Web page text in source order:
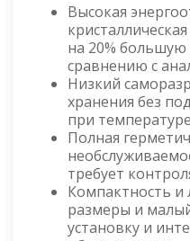
Высокая
на 20%
сравнению с
Низкий
хранения без
при
Полная
требует
Компактность и
размеры и
установку и